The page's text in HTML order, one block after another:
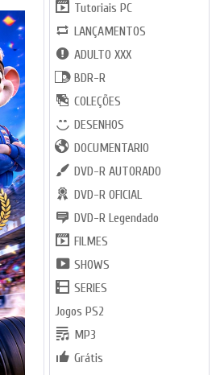
Tutoriais PC
LANÇAMENTOS
ADULTO XXX
BDR-R
COLEÇÕES
DESENHOS
DOCUMENTARIO
DVD-R AUTORADO
DVD-R OFICIAL
DVD-R Legendado
FILMES
SHOWS
SERIES
Jogos PS2
MP3
Grátis